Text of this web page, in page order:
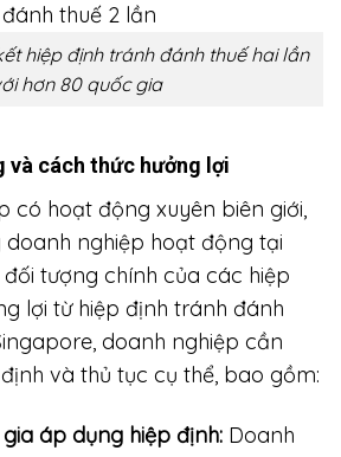
hiệp định tránh đánh thuế hai lần
hơn 80 quốc gia
và cách thức hưởng lợi
có hoạt động xuyên biên giới,
nghiệp hoạt động tại
đối tượng chính của các hiệp
lợi từ hiệp định tránh đánh
doanh nghiệp cần
và thủ tục cụ thể, bao gồm:
áp dụng hiệp định: Doanh